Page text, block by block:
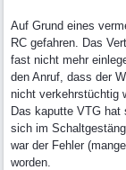
Auf Grund eines
RC gefahren. Das
fast nicht mehr
den Anruf, dass der
nicht verkehrstüchtig
Das kaputte VTG hat
sich im
war der Fehler
worden.